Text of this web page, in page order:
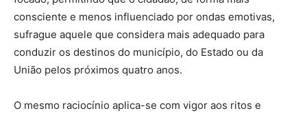
consciente e menos influenciado por ondas emotivas,
sufrague aquele que considera mais adequado para
conduzir os destinos do município, do Estado ou da
União pelos próximos quatro anos.
O mesmo raciocínio aplica-se com vigor aos ritos e